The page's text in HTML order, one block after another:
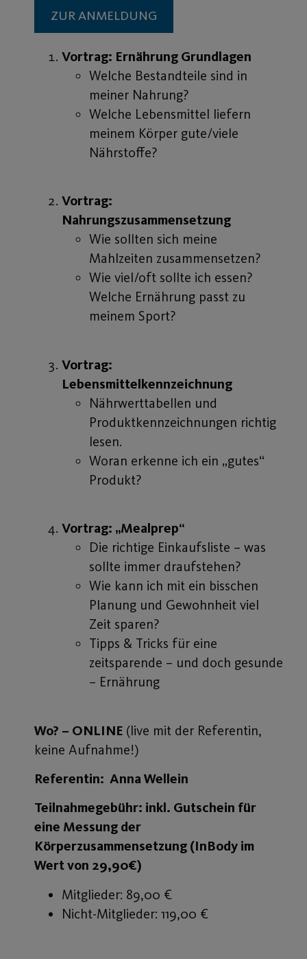
ZUR ANMELDUNG
Vortrag: Ernährung Grundlagen
Welche Bestandteile sind in
meiner Nahrung?
Welche Lebensmittel liefern
meinem Körper gute/viele
Nährstoffe?
Vortrag:
Nahrungszusammensetzung
Wie sollten sich meine
Mahlzeiten zusammensetzen?
Wie viel/oft sollte ich essen?
Welche Ernährung passt zu
meinem Sport?
Vortrag:
Lebensmittelkennzeichnung
Nährwerttabellen und
Produktkennzeichnungen richtig
lesen.
Woran erkenne ich ein „gutes“
Produkt?
Vortrag: „Mealprep“
Die richtige Einkaufsliste – was
sollte immer draufstehen?
Wie kann ich mit ein bisschen
Planung und Gewohnheit viel
Zeit sparen?
Tipps & Tricks für eine
zeitsparende – und doch gesunde
– Ernährung
Wo? – ONLINE (live mit der Referentin,
keine Aufnahme!)
Referentin: Anna Wellein
Teilnahmegebühr: inkl. Gutschein für
eine Messung der
Körperzusammensetzung (InBody im
Wert von 29,90€)
Mitglieder: 89,00 €
Nicht-Mitglieder: 119,00 €